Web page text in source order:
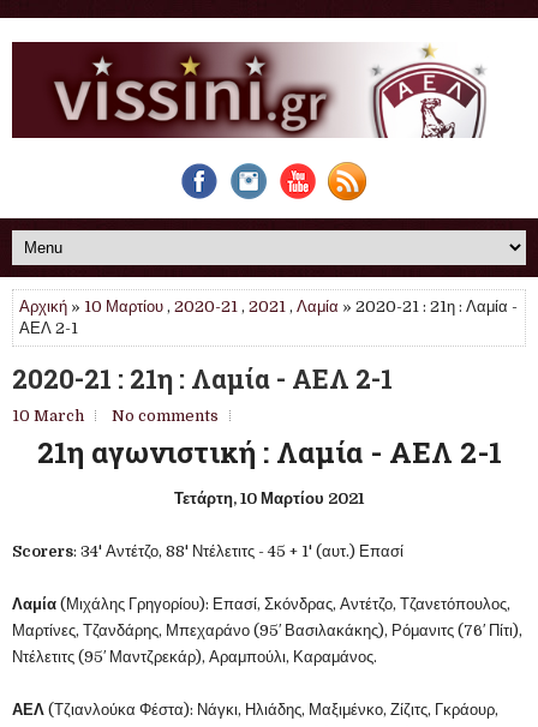
Αρχική » 10 Μαρτίου , 2020-21 , 2021 , Λαμία » 2020-21 : 21η : Λαμία -
ΑΕΛ 2-1
2020-21 : 21η : Λαμία - ΑΕΛ 2-1
10 March No comments
21η αγωνιστική : Λαμία - ΑΕΛ 2-1
Τετάρτη, 10 Μαρτίου 2021
Scorers: 34' Αντέτζο, 88' Ντέλετιτς - 45 + 1' (αυτ.) Επασί
Λαμία (Μιχάλης Γρηγορίου): Επασί, Σκόνδρας, Αντέτζο, Τζανετόπουλος,
Μαρτίνες, Τζανδάρης, Μπεχαράνο (95′ Βασιλακάκης), Ρόμανιτς (76′ Πίτι),
Ντέλετιτς (95′ Μαντζρεκάρ), Αραμπούλι, Καραμάνος.
ΑΕΛ (Τζιανλούκα Φέστα): Νάγκι, Ηλιάδης, Μαξιμένκο, Ζίζιτς, Γκράουρ,